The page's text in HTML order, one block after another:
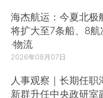
海杰航运：今夏北极
将扩大至7条船、8航
·物流
2026年08月07日
人事观察｜长期任职
新群升任中央政研室